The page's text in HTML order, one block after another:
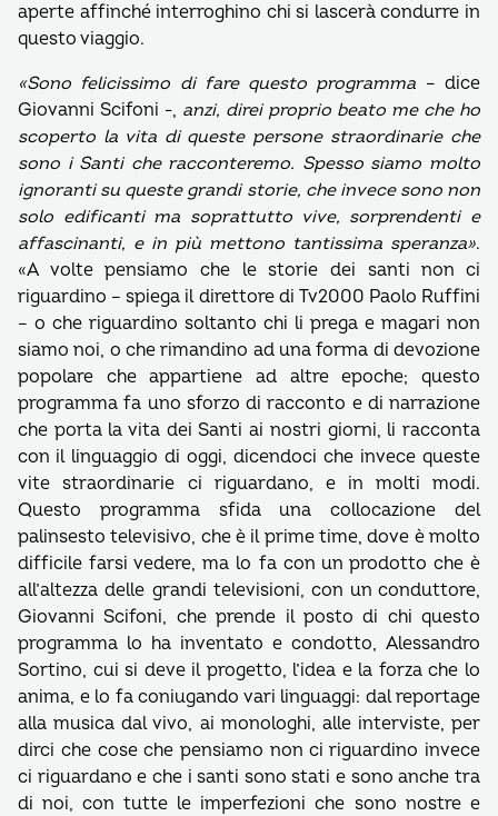
aperte affinché interroghino chi si lascerà condurre in
questo viaggio.
«Sono felicissimo di fare questo programma – dice
Giovanni Scifoni -, anzi, direi proprio beato me che ho
scoperto la vita di queste persone straordinarie che
sono i Santi che racconteremo. Spesso siamo molto
ignoranti su queste grandi storie, che invece sono non
solo edificanti ma soprattutto vive, sorprendenti e
affascinanti, e in più mettono tantissima speranza».
«A volte pensiamo che le storie dei santi non ci
riguardino – spiega il direttore di Tv2000 Paolo Ruffini
– o che riguardino soltanto chi li prega e magari non
siamo noi, o che rimandino ad una forma di devozione
popolare che appartiene ad altre epoche; questo
programma fa uno sforzo di racconto e di narrazione
che porta la vita dei Santi ai nostri giorni, li racconta
con il linguaggio di oggi, dicendoci che invece queste
vite straordinarie ci riguardano, e in molti modi.
Questo programma sfida una collocazione del
palinsesto televisivo, che è il prime time, dove è molto
difficile farsi vedere, ma lo fa con un prodotto che è
all’altezza delle grandi televisioni, con un conduttore,
Giovanni Scifoni, che prende il posto di chi questo
programma lo ha inventato e condotto, Alessandro
Sortino, cui si deve il progetto, l’idea e la forza che lo
anima, e lo fa coniugando vari linguaggi: dal reportage
alla musica dal vivo, ai monologhi, alle interviste, per
dirci che cose che pensiamo non ci riguardino invece
ci riguardano e che i santi sono stati e sono anche tra
di noi, con tutte le imperfezioni che sono nostre e